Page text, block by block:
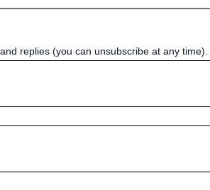
replies (you can unsubscribe at any time).